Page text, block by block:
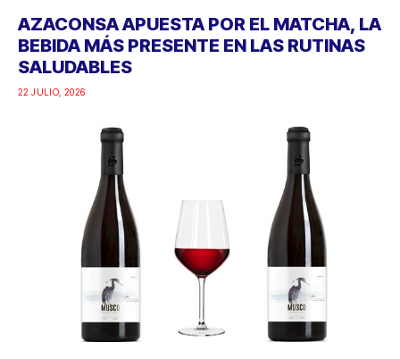
AZACONSA APUESTA POR EL MATCHA, LA
BEBIDA MÁS PRESENTE EN LAS RUTINAS
SALUDABLES
22 JULIO, 2026